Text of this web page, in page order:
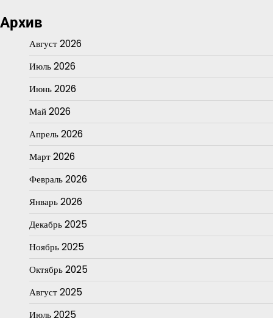
Архив
Август 2026
Июль 2026
Июнь 2026
Май 2026
Апрель 2026
Март 2026
Февраль 2026
Январь 2026
Декабрь 2025
Ноябрь 2025
Октябрь 2025
Август 2025
Июль 2025